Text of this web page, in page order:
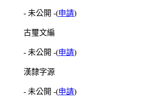
- 未公開 -(申請)
古璽文編
- 未公開 -(申請)
漢隸字源
- 未公開 -(申請)